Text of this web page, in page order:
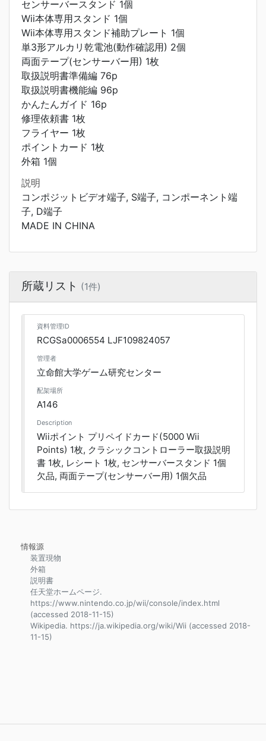
センサーバースタンド 1個
Wii本体専用スタンド 1個
Wii本体専用スタンド補助プレート 1個
単3形アルカリ乾電池(動作確認用) 2個
両面テープ(センサーバー用) 1枚
取扱説明書準備編 76p
取扱説明書機能編 96p
かんたんガイド 16p
修理依頼書 1枚
フライヤー 1枚
ポイントカード 1枚
外箱 1個
説明
コンポジットビデオ端子, S端子, コンポーネント端
子, D端子
MADE IN CHINA
所蔵リスト (1件)
資料管理ID
RCGSa0006554 LJF109824057
管理者
立命館大学ゲーム研究センター
配架場所
A146
Description
Wiiポイント プリペイドカード(5000 Wii
Points) 1枚, クラシックコントローラー取扱説明
書 1枚, レシート 1枚, センサーバースタンド 1個
欠品, 両面テープ(センサーバー用) 1個欠品
情報源
装置現物
外箱
説明書
任天堂ホームページ.
https://www.nintendo.co.jp/wii/console/index.html
(accessed 2018-11-15)
Wikipedia. https://ja.wikipedia.org/wiki/Wii (accessed 2018-
11-15)